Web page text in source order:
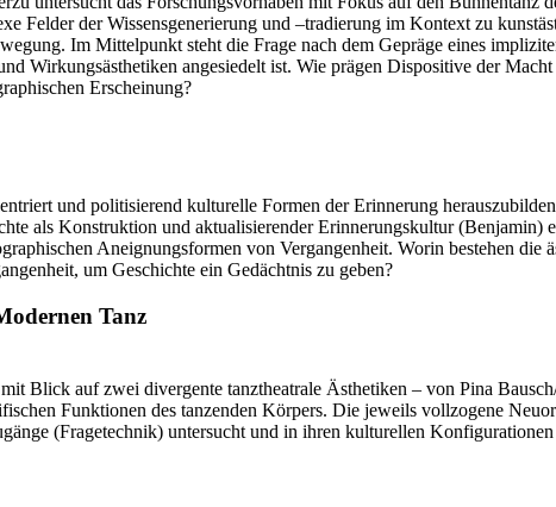
Felder der Wissensgenerierung und –tradierung im Kontext zu
Im Mittelpunkt steht die Frage nach dem Gepräge eines
Wirkungsästhetiken angesiedelt ist. Wie prägen Dispositive der
Erscheinung?
und politisierend kulturelle Formen der Erinnerung
als Konstruktion und aktualisierender Erinnerungskultur (Benjamin)
Aneignungsformen von Vergangenheit. Worin bestehen die
um Geschichte ein Gedächtnis zu geben?
Tanz
Blick auf zwei divergente tanztheatrale Ästhetiken – von Pina
Funktionen des tanzenden Körpers. Die jeweils vollzogene
(Fragetechnik) untersucht und in ihren kulturellen